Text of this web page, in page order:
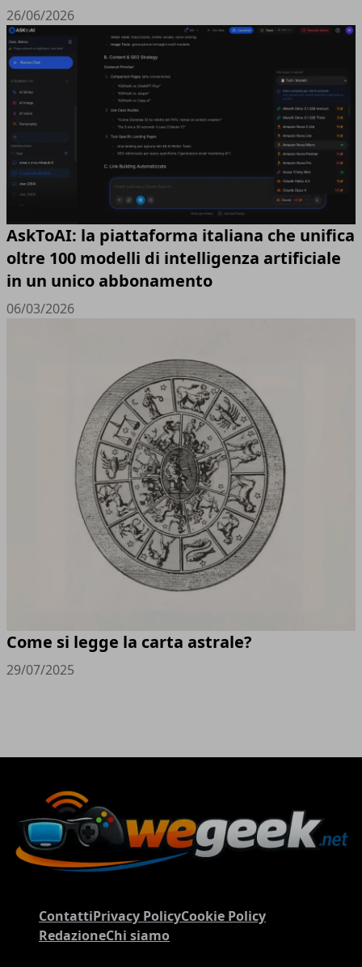
26/06/2026
AskToAI: la piattaforma italiana che unifica
oltre 100 modelli di intelligenza artificiale
in un unico abbonamento
06/03/2026
Come si legge la carta astrale?
29/07/2025
ContattiPrivacy PolicyCookie Policy
RedazioneChi siamo